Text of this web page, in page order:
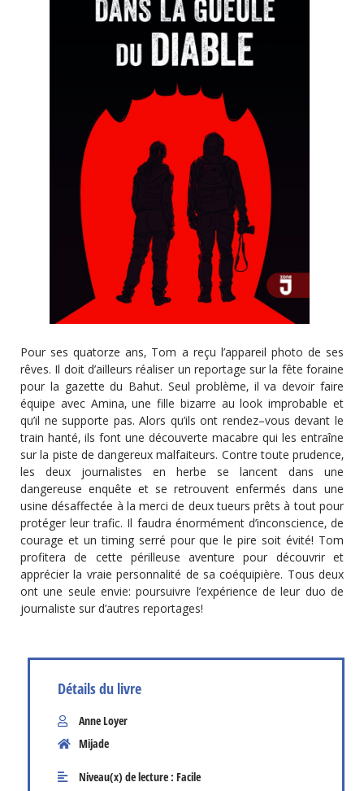
Pour ses quatorze ans‚ Tom a reçu l’appareil photo de ses
rêves. Il doit d’ailleurs réaliser un reportage sur la fête foraine
pour la gazette du Bahut. Seul problème‚ il va devoir faire
équipe avec Amina‚ une fille bizarre au look improbable et
qu’il ne supporte pas. Alors qu’ils ont rendez–vous devant le
train hanté‚ ils font une découverte macabre qui les entraîne
sur la piste de dangereux malfaiteurs. Contre toute prudence‚
les deux journalistes en herbe se lancent dans une
dangereuse enquête et se retrouvent enfermés dans une
usine désaffectée à la merci de deux tueurs prêts à tout pour
protéger leur trafic. Il faudra énormément d’inconscience‚ de
courage et un timing serré pour que le pire soit évité! Tom
profitera de cette périlleuse aventure pour découvrir et
apprécier la vraie personnalité de sa coéquipière. Tous deux
ont une seule envie: poursuivre l’expérience de leur duo de
journaliste sur d’autres reportages!
Détails du livre
Anne Loyer
Mijade
Niveau(x) de lecture : Facile